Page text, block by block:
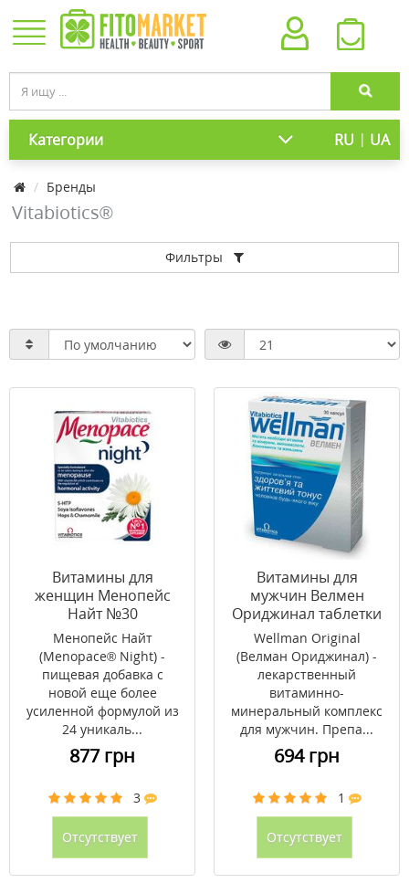
Категории RU | UA
Бренды
Vitabiotics®
Фильтры
Витамины для
женщин Менопейс
Найт №30
Менопейс Найт
(Menopace® Night) -
пищевая добавка с
новой еще более
усиленной формулой из
24 уникаль...
877 грн
3
Отсутствует
Витамины для
мужчин Велмен
Ориджинал таблетки
№30
Wellman Original
(Велман Ориджинал) -
лекарственный
витаминно-
минеральный комплекс
для мужчин. Препа...
694 грн
1
Отсутствует